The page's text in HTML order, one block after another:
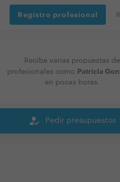
Registro profesional
Recibe varias propuestas de
profesionales como Patricia
en pocas horas.
how_to_reg Pedir presupuestos